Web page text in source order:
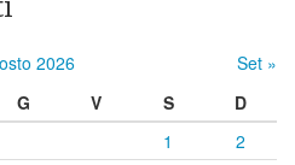
2026
Set »
G V S
D
1
2